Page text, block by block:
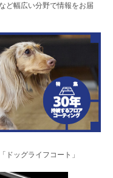
ど幅広い分野で情報をお届
ドッグライフコート」